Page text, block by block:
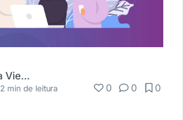
Larissa Vieira
2 min de leitura 0 0 0